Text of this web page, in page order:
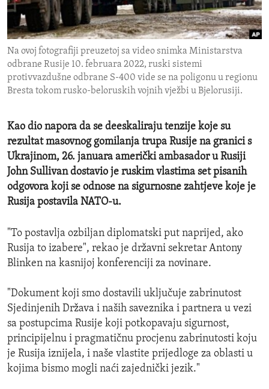
ENVIRONMENT AND HEALTH
IDEALS AND INSTITUTIONS
Na ovoj fotografiji preuzetoj sa video snimka Ministarstva
odbrane Rusije 10. februara 2022, ruski sistemi
protivvazdušne odbrane S-400 vide se na poligonu u regionu
Bresta tokom rusko-beloruskih vojnih vježbi u Bjelorusiji.
Kao dio napora da se deeskaliraju tenzije koje su
rezultat masovnog gomilanja trupa Rusije na granici s
Ukrajinom, 26. januara američki ambasador u Rusiji
John Sullivan dostavio je ruskim vlastima set pisanih
odgovora koji se odnose na sigurnosne zahtjeve koje je
Rusija postavila NATO-u.
"To postavlja ozbiljan diplomatski put naprijed, ako
Rusija to izabere", rekao je državni sekretar Antony
Blinken na kasnijoj konferenciji za novinare.
"Dokument koji smo dostavili uključuje zabrinutost
Sjedinjenih Država i naših saveznika i partnera u vezi
sa postupcima Rusije koji potkopavaju sigurnost,
principijelnu i pragmatičnu procjenu zabrinutosti koju
je Rusija iznijela, i naše vlastite prijedloge za oblasti u
kojima bismo mogli naći zajednički jezik."